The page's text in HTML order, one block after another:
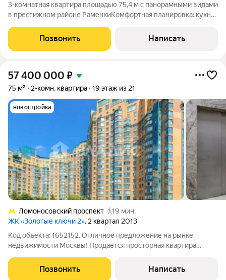
3-комнатная квартира площадью 75,4 м с панорамными видами
в престижном районе РаменкиКомфортная планировка: кухня-
удобная прихожая с гардеробной.Угловая светлая квартира, 5
панорамных
Позвонить Написать
57 400 000 ₽
75 м² 2-комн. квартира 19 этаж из 21
новостройка
Ломоносовский проспект
19 мин.
ЖК «Золотые ключи 2», 2 квартал 2013
Код объекта: 1652152. Отличное предложение на рынке
недвижимости Москвы! Продаётся просторная квартира
дома по адресу: Минская улица, 1Гк1. Двухкомнатная квартира
в монолитном доме на 19 этаже в
Позвонить Написать